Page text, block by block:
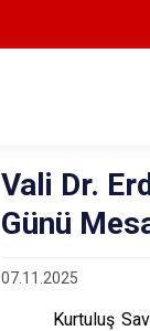
Vali Dr.
Günü
07.11.2025
Kurtuluş